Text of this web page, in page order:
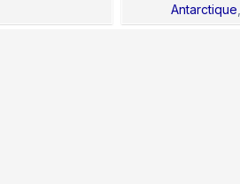
Antarctique